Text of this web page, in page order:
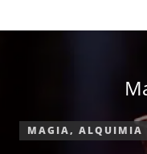
MAGIA, ALQUIMIA